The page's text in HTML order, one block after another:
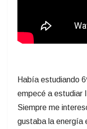
Había estudiando
empecé a estudiar
Siempre me
gustaba la energía